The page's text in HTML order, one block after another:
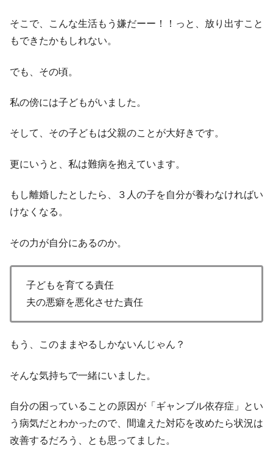
そこで、こんな生活もう嫌だーー！！っと、放り出すこと
もできたかもしれない。
でも、その頃。
私の傍には子どもがいました。
そして、その子どもは父親のことが大好きです。
更にいうと、私は難病を抱えています。
もし離婚したとしたら、３人の子を自分が養わなければい
けなくなる。
その力が自分にあるのか。
子どもを育てる責任
夫の悪癖を悪化させた責任
もう、このままやるしかないんじゃん？
そんな気持ちで一緒にいました。
自分の困っていることの原因が「ギャンブル依存症」とい
う病気だとわかったので、間違えた対応を改めたら状況は
改善するだろう、とも思ってました。